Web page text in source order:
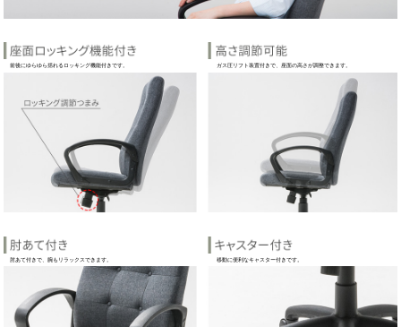
肌触りが良く、インテリア性も高い布生地を
使用しています。
風通しが良く、オールシーズン快適にご使用
いただけます。